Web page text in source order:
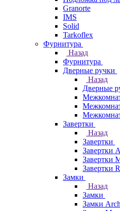
Granorte
IMS
Solid
Tarkoflex
Фурнитура
Назад
Фурнитура
Дверные ручки
Назад
Дверные
Завертки
Назад
Завертки
Завертки
Завертки
Завертки
Замки
Назад
Замки
Замки